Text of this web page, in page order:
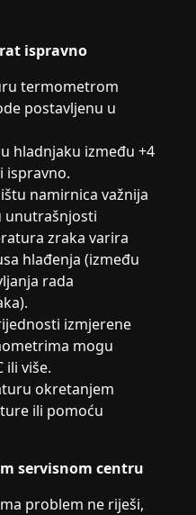
ispravno
termometrom
postavljenu u
hladnjaku između +4
ispravno.
namirnica važnija
unutrašnjosti
zraka varira
hlađenja (između
rada
izmjerene
mogu
ili više.
okretanjem
ili pomoću
servisnom centru
problem ne riješi,